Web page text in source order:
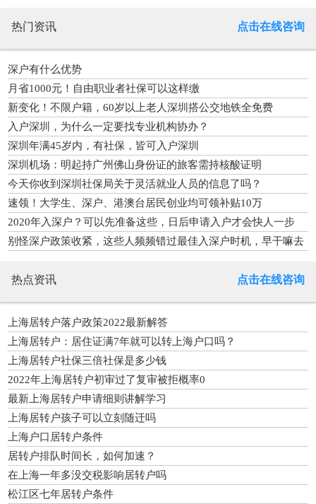
热门资讯 点击在线咨询
深户有什么优势
月省1000元！自由职业者社保可以这样缴
新变化！不限户籍，60岁以上老人深圳搭公交地铁全免费
入户深圳，为什么一定要找专业机构协办？
深圳年满45岁内，有社保，皆可入户深圳
深圳机场：明起持广州佛山身份证的旅客需持核酸证明
今天你收到深圳社保局关于灵活就业人员的信息了吗？
速领！大学生、深户、港澳台居民创业均可领补贴10万
2020年入深户？可以先准备这些，日后申请入户才会快人一步
别怪深户政策收紧，这些人频频错过最佳入深户时机，早干嘛去
热点资讯 点击在线咨询
上海居转户落户政策2022最新解答
上海居转户：居住证满7年就可以转上海户口吗？
上海居转户社保三倍社保是多少钱
2022年上海居转户初审过了复审被拒概率0
最新上海居转户申请细则讲解学习
上海居转户孩子可以立刻随迁吗
上海户口居转户条件
居转户排队时间长，如何加速？
在上海一年多没交税影响居转户吗
松江区七年居转户条件